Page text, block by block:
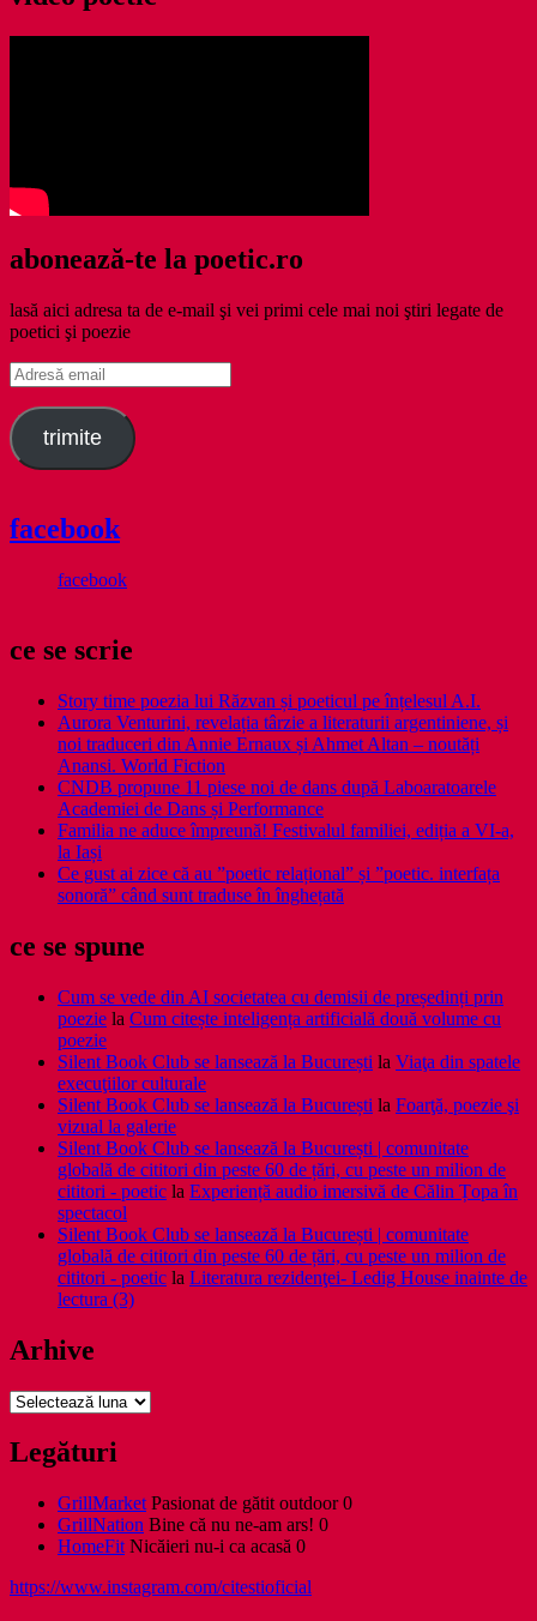
abonează-te la poetic.ro
lasă aici adresa ta de e-mail şi vei primi cele mai noi ştiri legate de
poetici şi poezie
Adresă
email
trimite
facebook
facebook
ce se scrie
Story time poezia lui Răzvan și poeticul pe înțelesul A.I.
Aurora Venturini, revelația târzie a literaturii argentiniene, și
noi traduceri din Annie Ernaux și Ahmet Altan – noutăți
Anansi. World Fiction
CNDB propune 11 piese noi de dans după Laboaratoarele
Academiei de Dans și Performance
Familia ne aduce împreună! Festivalul familiei, ediția a VI-a,
la Iași
Ce gust ai zice că au ”poetic relațional” și ”poetic. interfața
sonoră” când sunt traduse în înghețată
ce se spune
Cum se vede din AI societatea cu demisii de președinți prin
poezie la Cum citește inteligența artificială două volume cu
poezie
Silent Book Club se lansează la București la Viaţa din spatele
execuţiilor culturale
Silent Book Club se lansează la București la Foarţă, poezie şi
vizual la galerie
Silent Book Club se lansează la București | comunitate
globală de cititori din peste 60 de țări, cu peste un milion de
cititori - poetic la Experiență audio imersivă de Călin Țopa în
spectacol
Silent Book Club se lansează la București | comunitate
globală de cititori din peste 60 de țări, cu peste un milion de
cititori - poetic la Literatura rezidenţei- Ledig House inainte de
lectura (3)
Arhive
Arhive
Legături
GrillMarket Pasionat de gătit outdoor 0
GrillNation Bine că nu ne-am ars! 0
HomeFit Nicăieri nu-i ca acasă 0
https://www.instagram.com/citestioficial